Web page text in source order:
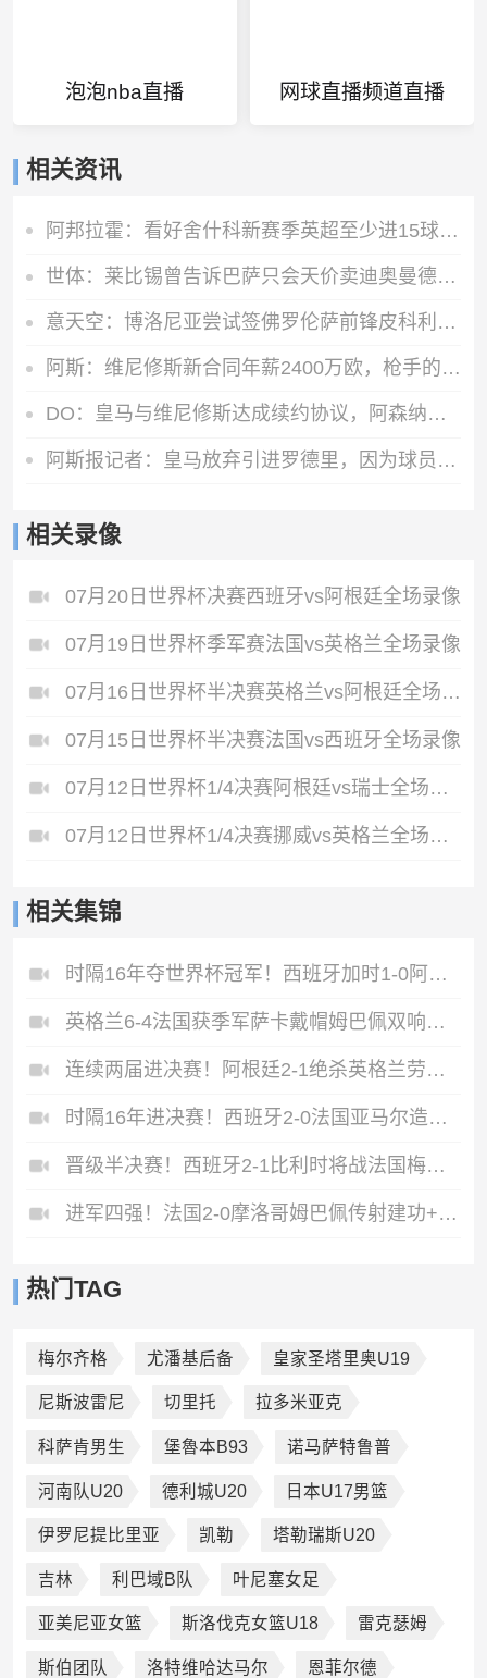
泡泡nba直播 网球直播频道直播
相关资讯
阿邦拉霍：看好舍什科新赛季英超至少进15球，期待他越踢越好
世体：莱比锡曾告诉巴萨只会天价卖迪奥曼德，所以巴萨放弃了
意天空：博洛尼亚尝试签佛罗伦萨前锋皮科利 已准备永久转会报价
阿斯：维尼修斯新合同年薪2400万欧，枪手的出现加速续约谈判进展
DO：皇马与维尼修斯达成续约协议，阿森纳方面的追求将结束
阿斯报记者：皇马放弃引进罗德里，因为球员本人已经明确拒绝加盟
相关录像
07月20日世界杯决赛西班牙vs阿根廷全场录像
07月19日世界杯季军赛法国vs英格兰全场录像
07月16日世界杯半决赛英格兰vs阿根廷全场录像
07月15日世界杯半决赛法国vs西班牙全场录像
07月12日世界杯1/4决赛阿根廷vs瑞士全场录像
07月12日世界杯1/4决赛挪威vs英格兰全场录像
相关集锦
时隔16年夺世界杯冠军！西班牙加时1-0阿根廷费兰制胜恩佐染红
英格兰6-4法国获季军萨卡戴帽姆巴佩双响创纪录奥利塞2助+失良机
连续两届进决赛！阿根廷2-1绝杀英格兰劳塔罗恩佐破门梅西两助攻
时隔16年进决赛！西班牙2-0法国亚马尔造点奥亚萨瓦尔、波罗破门
晋级半决赛！西班牙2-1比利时将战法国梅里诺替补绝杀拉门斯送礼
进军四强！法国2-0摩洛哥姆巴佩传射建功+失点登贝莱贴地斩
热门TAG
梅尔齐格 尤潘基后备 皇家圣塔里奥U19
尼斯波雷尼 切里托 拉多米亚克
科萨肯男生 堡魯本B93 诺马萨特鲁普
河南队U20 德利城U20 日本U17男篮
伊罗尼提比里亚 凯勒 塔勒瑞斯U20
吉林 利巴域B队 叶尼塞女足
亚美尼亚女篮 斯洛伐克女篮U18 雷克瑟姆
斯伯团队 洛特维哈达马尔 恩菲尔德